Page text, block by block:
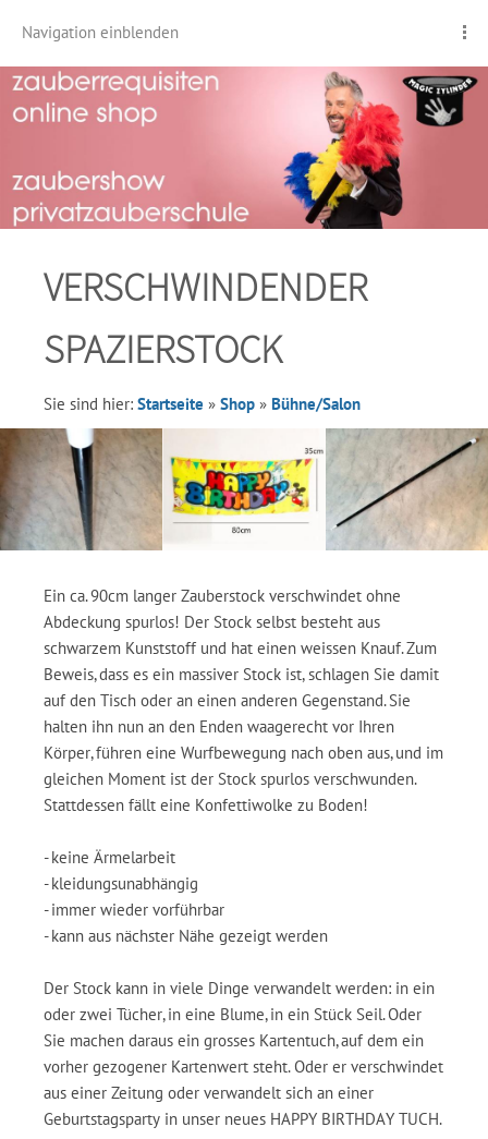
Navigation einblenden
VERSCHWINDENDER
SPAZIERSTOCK
Sie sind hier: Startseite » Shop » Bühne/Salon
Ein ca. 90cm langer Zauberstock verschwindet ohne
Abdeckung spurlos! Der Stock selbst besteht aus
schwarzem Kunststoff und hat einen weissen Knauf. Zum
Beweis, dass es ein massiver Stock ist, schlagen Sie damit
auf den Tisch oder an einen anderen Gegenstand. Sie
halten ihn nun an den Enden waagerecht vor Ihren
Körper, führen eine Wurfbewegung nach oben aus, und im
gleichen Moment ist der Stock spurlos verschwunden.
Stattdessen fällt eine Konfettiwolke zu Boden!
- keine Ärmelarbeit
- kleidungsunabhängig
- immer wieder vorführbar
- kann aus nächster Nähe gezeigt werden
Der Stock kann in viele Dinge verwandelt werden: in ein
oder zwei Tücher, in eine Blume, in ein Stück Seil. Oder
Sie machen daraus ein grosses Kartentuch, auf dem ein
vorher gezogener Kartenwert steht. Oder er verschwindet
aus einer Zeitung oder verwandelt sich an einer
Geburtstagsparty in unser neues HAPPY BIRTHDAY TUCH.